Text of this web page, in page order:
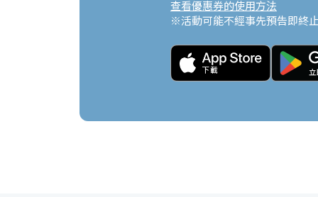
查看優惠券的使用方法
※活動可能不經事先預告即終